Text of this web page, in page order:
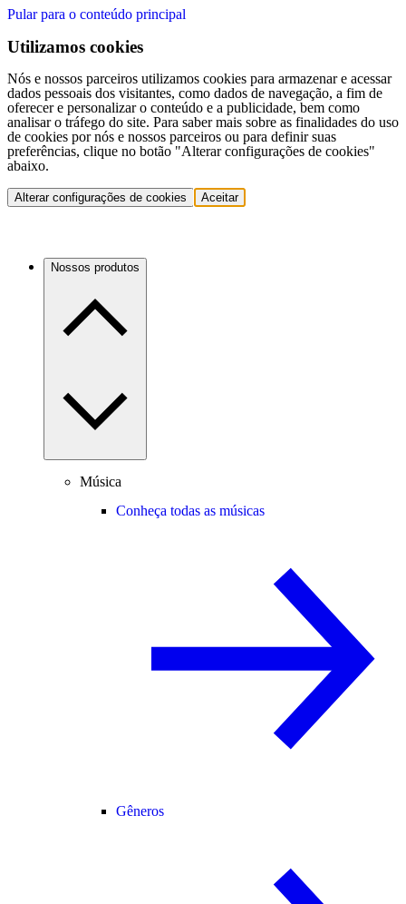
Pular para o conteúdo principal
Utilizamos cookies
Nós e nossos parceiros utilizamos cookies para armazenar e acessar
dados pessoais dos visitantes, como dados de navegação, a fim de
oferecer e personalizar o conteúdo e a publicidade, bem como
analisar o tráfego do site. Para saber mais sobre as finalidades do uso
de cookies por nós e nossos parceiros ou para definir suas
preferências, clique no botão "Alterar configurações de cookies"
abaixo.
Alterar configurações de cookies Aceitar
Nossos produtos
Música
Conheça todas as músicas
Gêneros